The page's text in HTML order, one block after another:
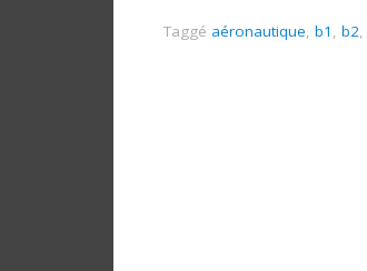
Taggé aéronautique, b1 , b2,